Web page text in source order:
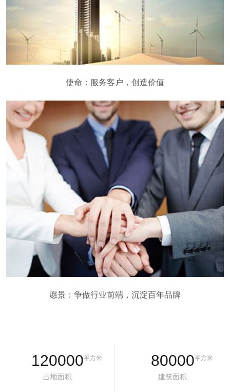
使命：服务客户，创造价值
愿景：争做行业前端，沉淀百年品牌
120000平方米
占地面积
80000平方米
建筑面积